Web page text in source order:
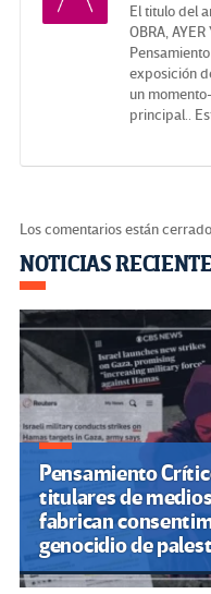
El titulo del
OBRA,
exposición
un
principal..
Los comentarios están
Navegación
de
entradas
NOTICIAS
Pensamiento
titulares de
fabrican
genocidio de